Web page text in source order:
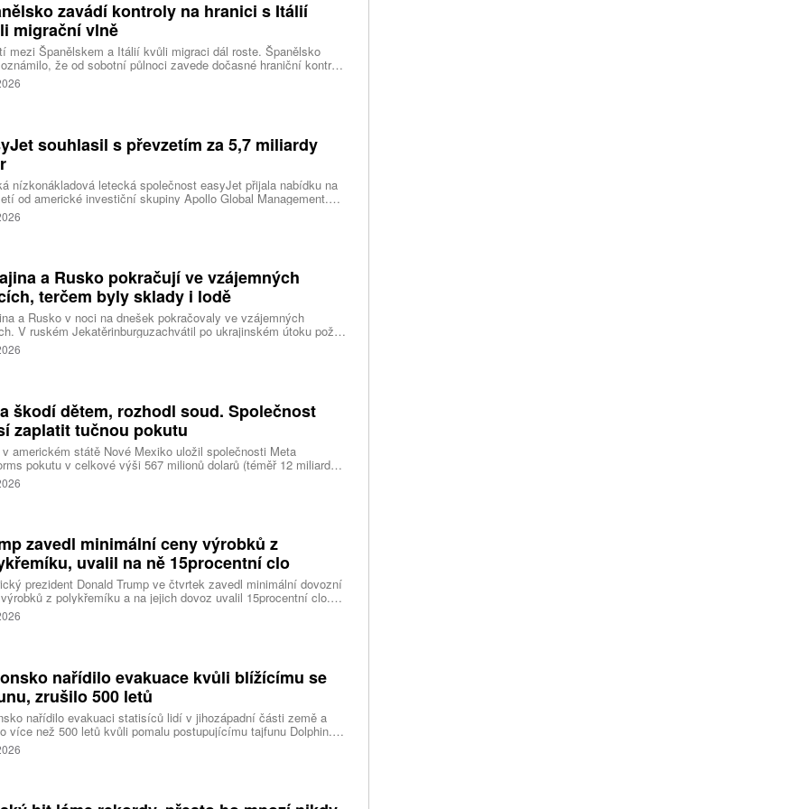
zavádí kontroly na hranici s Itálií
migrační vlně
mezi Španělskem a Itálií kvůli migraci dál roste. Španělsko
že od sobotní půlnoci zavede dočasné hraniční kontroly
z Itálie. Opatření má platit do 7. září a je přímou reakcí na
Říma obnovit kontroly u osob přijíždějících ze Španělska po
souhlasil s převzetím za 5,7 miliardy
nízkonákladová letecká společnost easyJet přijala nabídku na
od americké investiční skupiny Apollo Global Management.
oceňuje aerolinku na 5,7 miliardy liber, tedy přibližně 162
korun.
a Rusko pokračují ve vzájemných
terčem byly sklady i lodě
a Rusko v noci na dnešek pokračovaly ve vzájemných
V ruském Jekatěrinburguzachvátil po ukrajinském útoku požár
centrum ruského internetového prodejce Wildberries.
o tom informovala bez podrobností na síti Telegram.
škodí dětem, rozhodl soud. Společnost
zaplatit tučnou pokutu
americkém státě Nové Mexiko uložil společnosti Meta
pokutu v celkové výši 567 milionů dolarů (téměř 12 miliard
za újmu, kterou její platformy Facebook a Instagram působí
lidem. Firma musí změnit způsob ověřování věku.
zavedl minimální ceny výrobků z
uvalil na ně 15procentní clo
prezident Donald Trump ve čtvrtek zavedl minimální dovozní
z polykřemíku a na jejich dovoz uvalil 15procentní clo.
se používá při výrobě polovodičů a je hlavní složkou
panelů, jeho největším světovým producentem je Čína.
Reuters.nařídilo evakuace kvůli blížícímu se
zrušilo 500 letů
nařídilo evakuaci statisíců lidí v jihozápadní části země a
více než 500 letů kvůli pomalu postupujícímu tajfunu Dolphin.
meteorologů přinese tajfun do oblasti silný vítr, prudký déšť a
vlny, píše agentura Reuters. Dolphin je tajfunem první, tedy